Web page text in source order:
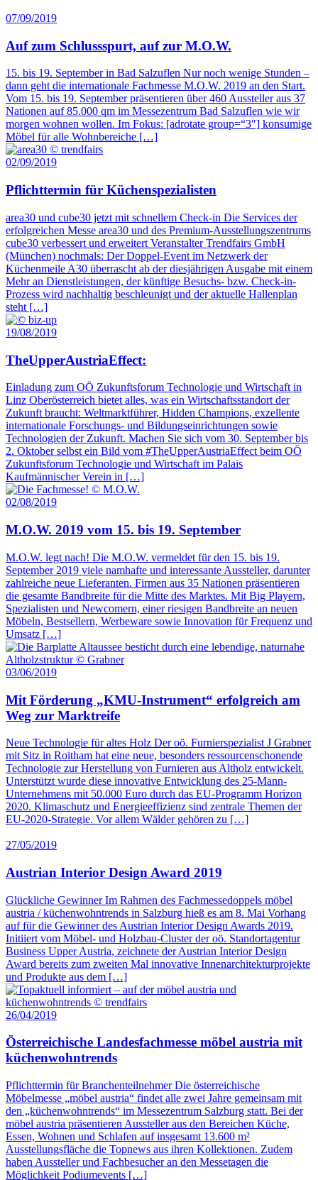
07/09/2019
Auf zum Schlussspurt, auf zur M.O.W.
15. bis 19. September in Bad Salzuflen Nur noch wenige Stunden –
dann geht die internationale Fachmesse M.O.W. 2019 an den Start.
Vom 15. bis 19. September präsentieren über 460 Aussteller aus 37
Nationen auf 85.000 qm im Messezentrum Bad Salzuflen wie wir
morgen wohnen wollen. Im Fokus: [adrotate group=“3″] konsumige
Möbel für alle Wohnbereiche […]
02/09/2019
Pflichttermin für Küchenspezialisten
area30 und cube30 jetzt mit schnellem Check-in Die Services der
erfolgreichen Messe area30 und des Premium-Ausstellungszentrums
cube30 verbessert und erweitert Veranstalter Trendfairs GmbH
(München) nochmals: Der Doppel-Event im Netzwerk der
Küchenmeile A30 überrascht ab der diesjährigen Ausgabe mit einem
Mehr an Dienstleistungen, der künftige Besuchs- bzw. Check-in-
Prozess wird nachhaltig beschleunigt und der aktuelle Hallenplan
steht […]
19/08/2019
TheUpperAustriaEffect:
Einladung zum OÖ Zukunftsforum Technologie und Wirtschaft in
Linz Oberösterreich bietet alles, was ein Wirtschaftsstandort der
Zukunft braucht: Weltmarktführer, Hidden Champions, exzellente
internationale Forschungs- und Bildungseinrichtungen sowie
Technologien der Zukunft. Machen Sie sich vom 30. September bis
2. Oktober selbst ein Bild vom #TheUpperAustriaEffect beim OÖ
Zukunftsforum Technologie und Wirtschaft im Palais
Kaufmännischer Verein in […]
02/08/2019
M.O.W. 2019 vom 15. bis 19. September
M.O.W. legt nach! Die M.O.W. vermeldet für den 15. bis 19.
September 2019 viele namhafte und interessante Aussteller, darunter
zahlreiche neue Lieferanten. Firmen aus 35 Nationen präsentieren
die gesamte Bandbreite für die Mitte des Marktes. Mit Big Playern,
Spezialisten und Newcomern, einer riesigen Bandbreite an neuen
Möbeln, Bestsellern, Werbeware sowie Innovation für Frequenz und
Umsatz […]
03/06/2019
Mit Förderung „KMU-Instrument“ erfolgreich am
Weg zur Marktreife
Neue Technologie für altes Holz Der oö. Furnierspezialist J Grabner
mit Sitz in Roitham hat eine neue, besonders ressourcenschonende
Technologie zur Herstellung von Furnieren aus Altholz entwickelt.
Unterstützt wurde diese innovative Entwicklung des 25-Mann-
Unternehmens mit 50.000 Euro durch das EU-Programm Horizon
2020. Klimaschutz und Energieeffizienz sind zentrale Themen der
EU-2020-Strategie. Vor allem Wälder gehören zu […]
27/05/2019
Austrian Interior Design Award 2019
Glückliche Gewinner Im Rahmen des Fachmessedoppels möbel
austria / küchenwohntrends in Salzburg hieß es am 8. Mai Vorhang
auf für die Gewinner des Austrian Interior Design Awards 2019.
Initiiert vom Möbel- und Holzbau-Cluster der oö. Standortagentur
Business Upper Austria, zeichnete der Austrian Interior Design
Award bereits zum zweiten Mal innovative Innenarchitekturprojekte
und Produkte aus dem […]
26/04/2019
Österreichische Landesfachmesse möbel austria mit
küchenwohntrends
Pflichttermin für Branchenteilnehmer Die österreichische
Möbelmesse „möbel austria“ findet alle zwei Jahre gemeinsam mit
den „küchenwohntrends“ im Messezentrum Salzburg statt. Bei der
möbel austria präsentieren Aussteller aus den Bereichen Küche,
Essen, Wohnen und Schlafen auf insgesamt 13.600 m²
Ausstellungsfläche die Topnews aus ihren Kollektionen. Zudem
haben Aussteller und Fachbesucher an den Messetagen die
Möglichkeit Podiumevents […]